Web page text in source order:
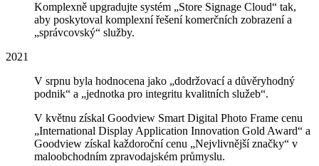
Komplexně upgradujte systém „Store Signage Cloud“ tak,
aby poskytoval komplexní řešení komerčních zobrazení a
„správcovský“ služby.
2021
V srpnu byla hodnocena jako „dodržovací a důvěryhodný
podnik“ a „jednotka pro integritu kvalitních služeb“.
V květnu získal Goodview Smart Digital Photo Frame cenu
„International Display Application Innovation Gold Award“ a
Goodview získal každoroční cenu „Nejvlivnější značky“ v
maloobchodním zpravodajském průmyslu.